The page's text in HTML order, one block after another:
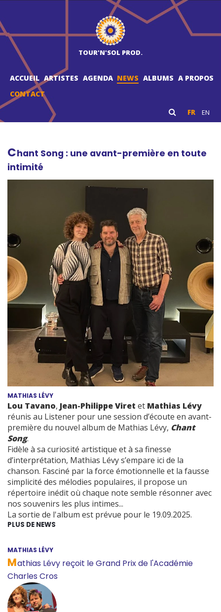
TOUR'N'SOL PROD.
ACCUEIL ARTISTES AGENDA NEWS ALBUMS A PROPOS
CONTACT
FR EN
Chant Song : une avant-première en toute
intimité
MATHIAS LÉVY
Lou Tavano, Jean-Philippe Viret et Mathias Lévy
réunis au Listener pour une session d’écoute en avant-
première du nouvel album de Mathias Lévy, Chant
Song.
Fidèle à sa curiosité artistique et à sa finesse
d’interprétation, Mathias Lévy s’empare ici de la
chanson. Fasciné par la force émotionnelle et la fausse
simplicité des mélodies populaires, il propose un
répertoire inédit où chaque note semble résonner avec
nos souvenirs les plus intimes...
La sortie de l'album est prévue pour le 19.09.2025.
PLUS DE NEWS
MATHIAS LÉVY
Mathias Lévy reçoit le Grand Prix de l'Académie
Charles Cros